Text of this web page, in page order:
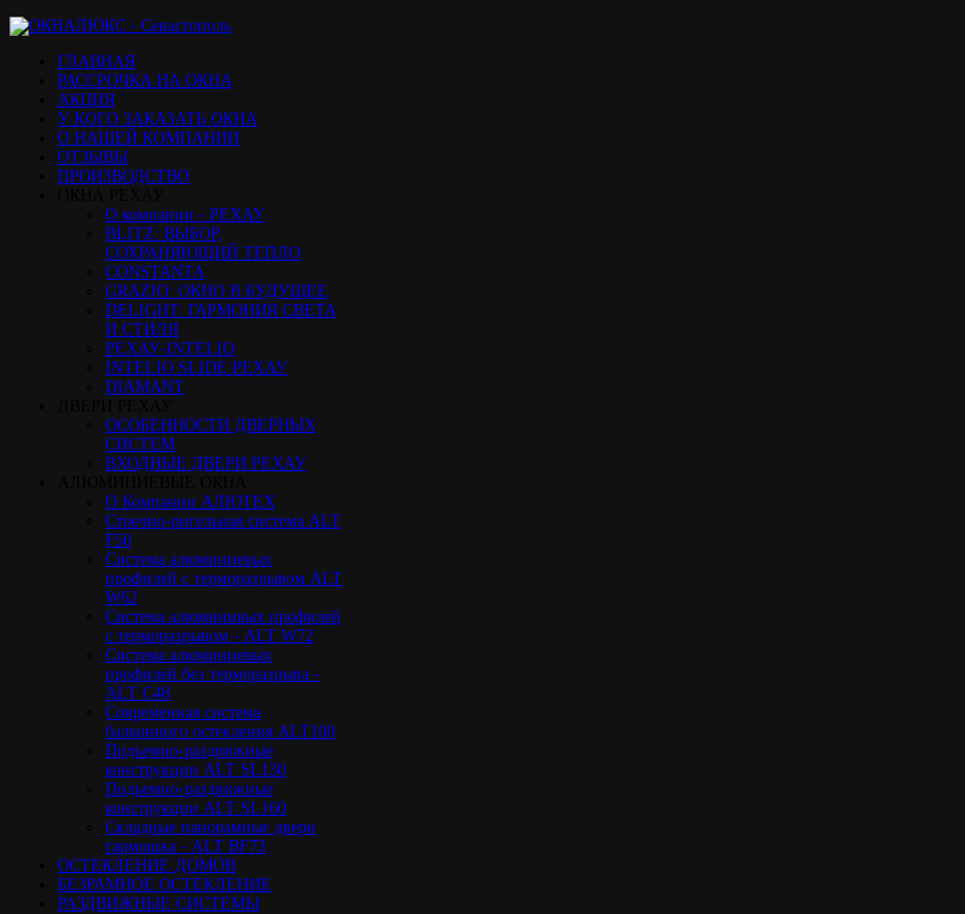
ГЛАВНАЯ
РАССРОЧКА НА ОКНА
АКЦИЯ
У КОГО ЗАКАЗАТЬ ОКНА
О НАШЕЙ КОМПАНИИ
ОТЗЫВЫ
ПРОИЗВОДСТВО
О компании - РЕХАУ
BLITZ: ВЫБОР,
СОХРАНЯЮЩИЙ ТЕПЛО
CONSTANTA
GRAZIO: ОКНО В БУДУЩЕЕ
DELIGHT: ГАРМОНИЯ СВЕТА
И СТИЛЯ
РЕХАУ-INTELIO
INTELIO SLIDE РЕХАУ
DIAMANT
ОСОБЕННОСТИ ДВЕРНЫХ
СИСТЕМ
ВХОДНЫЕ ДВЕРИ РЕХАУ
О Компании АЛЮТЕХ
Стоечно-ригельная система ALT
F50
Cистема алюминиевых
профилей с терморазрывом ALT
W62
Система алюминивых профилей
с терморазрывом - ALT W72
Cистема алюминиевых
профилей без терморазрыва -
ALT C48
Cовременная система
балконного остекления ALT100
Подъемно-раздвижные
конструкции ALT SL130
Подъемно-раздвижные
конструкции ALT SL160
Cкладные панорамные двери
гармошка - ALT BF73
ОСТЕКЛЕНИЕ ДОМОВ
БЕЗРАМНОЕ ОСТЕКЛЕНИЕ
РАЗДВИЖНЫЕ СИСТЕМЫ